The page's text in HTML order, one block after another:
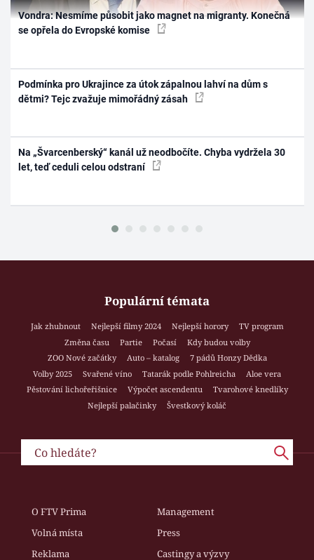
Vondra: Nesmíme působit jako magnet na migranty. Konečná
se opřela do Evropské komise
Podmínka pro Ukrajince za útok zápalnou lahví na dům s
dětmi? Tejc zvažuje mimořádný zásah
Na „Švarcenberský“ kanál už neodbočíte. Chyba vydržela 30
let, teď ceduli celou odstraní
Populární témata
Jak zhubnout Nejlepší filmy 2024 Nejlepší horory
TV program
Změna času
Partie Počasí
Kdy budou volby
ZOO Nové začátky
Auto – katalog
7 pádů Honzy Dědka
Volby 2025
Svařené víno Tatarák podle Pohlreicha
Aloe vera
Pěstování lichořeřišnice
Výpočet ascendentu
Tvarohové knedlíky
Nejlepší palačinky
Švestkový koláč
O FTV Prima
Management
Volná místa
Press
Reklama
Castingy a výzvy